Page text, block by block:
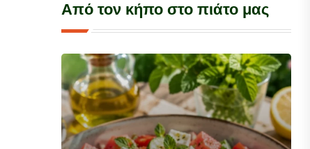
Από τον κήπο στο πιάτο μας